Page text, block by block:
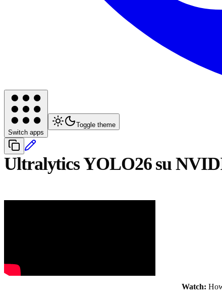
Switch apps
Toggle theme
Ultralytics YOLO26 su
Watch: